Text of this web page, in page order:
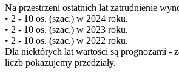
Na przestrzeni ostatnich lat zatrudnienie
• 2 - 10 os. (szac.) w 2024 roku.
• 2 - 10 os. (szac.) w 2023 roku.
• 2 - 10 os. (szac.) w 2022 roku.
Dla niektórych lat wartości są prognozami -
liczb pokazujemy przedziały.